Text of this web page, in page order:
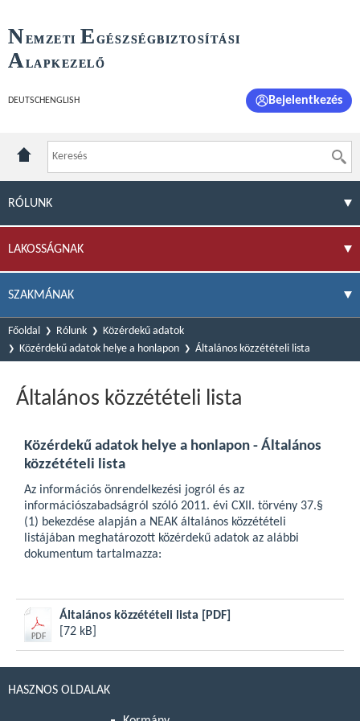
NEMZETI E GÉSZSÉGBIZTOSÍTÁSI
ALAPKEZELŐ
DEUTSCH ENGLISH Bejelentkezés
RÓLUNK
LAKOSSÁGNAK
SZAKMÁNAK
Főoldal Rólunk
Közérdekű adatok
Közérdekű adatok helye a honlapon
Általános közzétételi lista
Általános közzétételi lista
Közérdekű adatok helye a honlapon - Általános
közzétételi lista
Az információs önrendelkezési jogról és az
információszabadságról szóló 2011. évi CXII. törvény 37.§
(1) bekezdése alapján a NEAK általános közzétételi
listájában meghatározott közérdekű adatok az alábbi
dokumentum tartalmazza:
Általános közzétételi lista
[PDF]
[72 kB]
HASZNOS OLDALAK